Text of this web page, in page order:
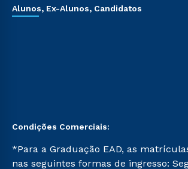
Alunos, Ex-Alunos, Candidatos
Condições Comerciais:
*Para a Graduação EAD, as
nas seguintes formas de ingresso: